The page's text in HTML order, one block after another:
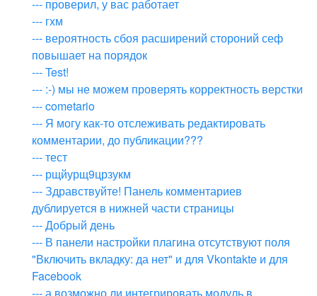
--- проверил, у вас работает
--- гхм
--- вероятность сбоя расширений стороний сеф
повышает на порядок
--- Test!
--- :-) мы не можем проверять корректность верстки
--- cometario
--- Я могу как-то отслеживать редактировать
комментарии, до публикации???
--- тест
--- рщйурщ9црзукм
--- Здравствуйте! Панель комментариев
дублируется в нижней части страницы
--- Добрый день
--- В панели настройки плагина отсутствуют поля
"Включить вкладку: да нет" и для Vkontakte и для
Facebook